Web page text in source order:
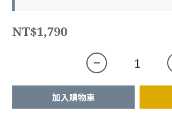
NT$1,790
加入購物車